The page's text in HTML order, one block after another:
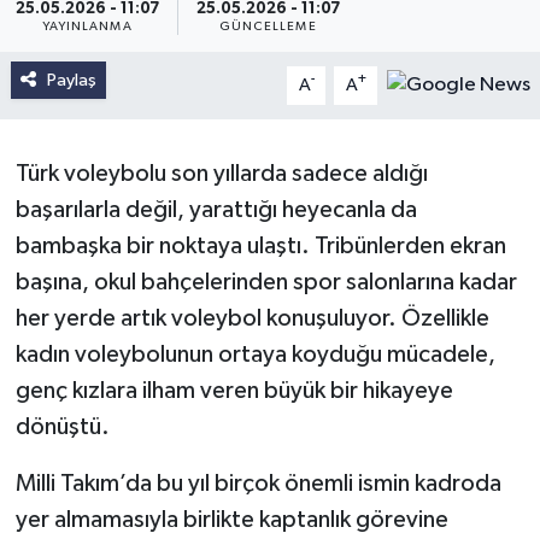
25.05.2026 - 11:07
YAYINLANMA
25.05.2026 - 11:07
GÜNCELLEME
Paylaş A- A+
Türk voleybolu son yıllarda sadece aldığı
başarılarla değil, yarattığı heyecanla da
bambaşka bir noktaya ulaştı. Tribünlerden ekran
başına, okul bahçelerinden spor salonlarına kadar
her yerde artık voleybol konuşuluyor. Özellikle
kadın voleybolunun ortaya koyduğu mücadele,
genç kızlara ilham veren büyük bir hikayeye
dönüştü.
Milli Takım’da bu yıl birçok önemli ismin kadroda
yer almamasıyla birlikte kaptanlık görevine